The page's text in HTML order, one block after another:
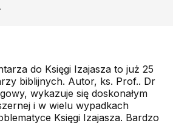
do Księgi Izajasza to już 25
biblijnych. Autor, ks. Prof.. Dr
wykazuje się doskonałym
i w wielu wypadkach
Księgi Izajasza. Bardzo